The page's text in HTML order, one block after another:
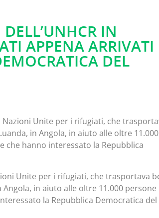
IN
APPENA ARRIVATI
DEL
Nazioni Unite per i rifugiati, che
in Angola, in aiuto alle oltre 11.000
che hanno interessato la Repubblica
Unite per i rifugiati, che trasportava
in aiuto alle oltre 11.000 persone
la Repubblica Democratica del